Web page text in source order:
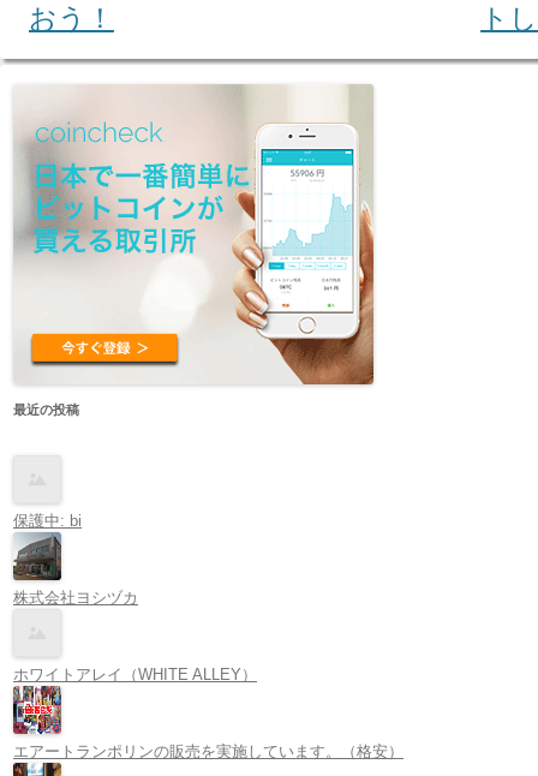
おう！
ト
最近の投稿
保護中: bi
株式会社ヨシヅカ
ホワイトアレイ（WHITE ALLEY）
エアートランポリンの販売を実施しています。（格安）